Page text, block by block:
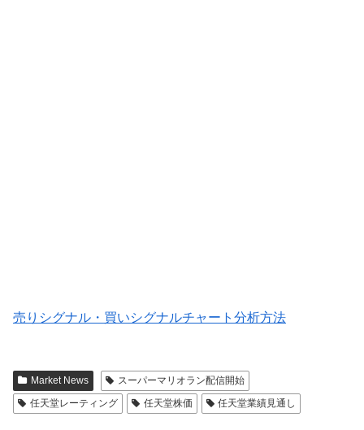
売りシグナル・買いシグナルチャート分析方法
Market News
スーパーマリオラン配信開始
任天堂レーティング
任天堂株価 任天堂業績見通し